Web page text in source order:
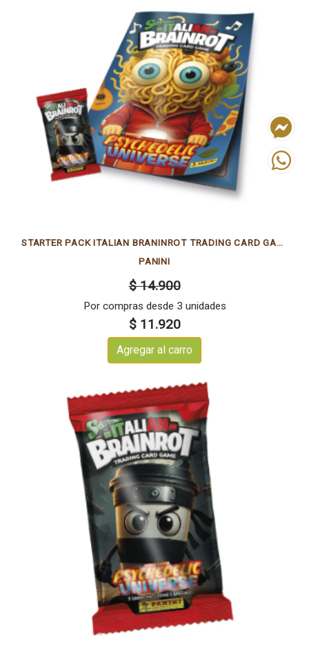
STARTER PACK ITALIAN BRANINROT TRADING CARD GAME
PANINI
$ 14.900
Por compras desde 3 unidades
$ 11.920
Agregar al carro